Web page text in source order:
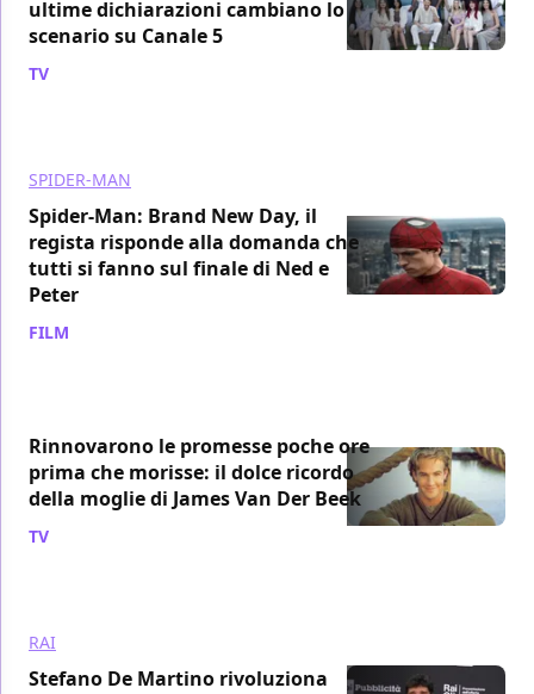
ultime dichiarazioni cambiano lo
scenario su Canale 5
TV
SPIDER-MAN
Spider-Man: Brand New Day, il
regista risponde alla domanda che
tutti si fanno sul finale di Ned e
Peter
FILM
Rinnovarono le promesse poche ore
prima che morisse: il dolce ricordo
della moglie di James Van Der Beek
TV
RAI
Stefano De Martino rivoluziona